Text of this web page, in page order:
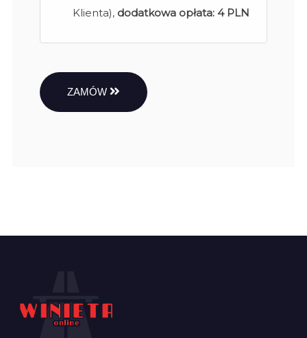
Klienta), dodatkowa opłata: 4 PLN
ZAMÓW